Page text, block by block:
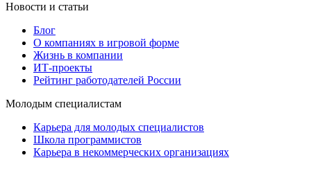
Новости и статьи
Блог
О компаниях в игровой форме
Жизнь в компании
ИТ-проекты
Рейтинг работодателей России
Молодым специалистам
Карьера для молодых специалистов
Школа программистов
Карьера в некоммерческих организациях